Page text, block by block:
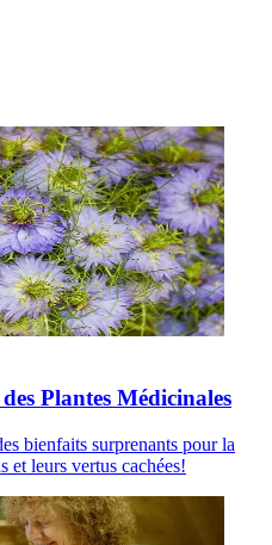
Plantes Médicinales
bienfaits surprenants pour la
et leurs vertus cachées!